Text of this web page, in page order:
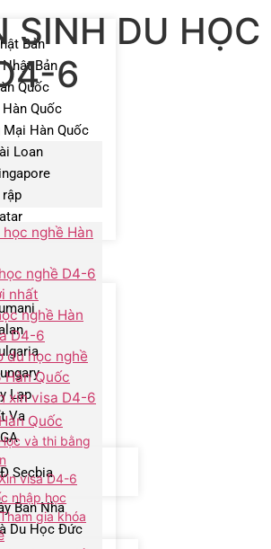
Bản
Bản
Quốc
Quốc
Hàn Quốc
Loan
rập
Lạp
Va
Secbia
Ban Nha
Du Học Đức
SINH DU HỌC
6
nghề Hàn
nghề D4-6
nhất
nghề Hàn
D4-6
du học nghề
Quốc
xin visa D4-6
Quốc
và thi bằng
visa D4-6
nhập học
gia khóa